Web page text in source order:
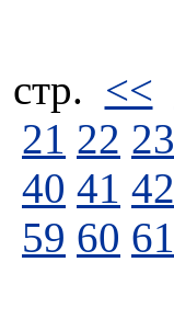
стp. <<
21 22 23
40 41 42
59 60 61